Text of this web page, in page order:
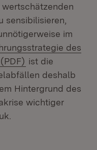
sensibilisieren,
im
des
(Öffnet in
ist die
deshalb
Hintergrund des
wichtiger